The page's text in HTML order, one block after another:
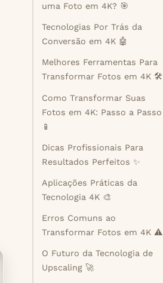
uma Foto em 4K? 🎯
Tecnologias Por Trás da
Conversão em 4K 🤖
Melhores Ferramentas Para
Transformar Fotos em 4K 🛠️
Como Transformar Suas
Fotos em 4K: Passo a Passo
📱
Dicas Profissionais Para
Resultados Perfeitos ✨
Aplicações Práticas da
Tecnologia 4K 🎨
Erros Comuns ao
Transformar Fotos em 4K ⚠️
O Futuro da Tecnologia de
Upscaling 🚀